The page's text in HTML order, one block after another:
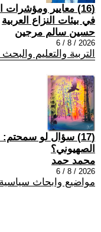
(16) معايير
في بيئات النزاع العربية
حسين سالم مرجين
2026 / 8 / 6
التربية والتعليم
(17) سؤال لو سمحتم:
الصهيوني؟
محمد حمد
2026 / 8 / 6
مواضيع وابحاث سياسية